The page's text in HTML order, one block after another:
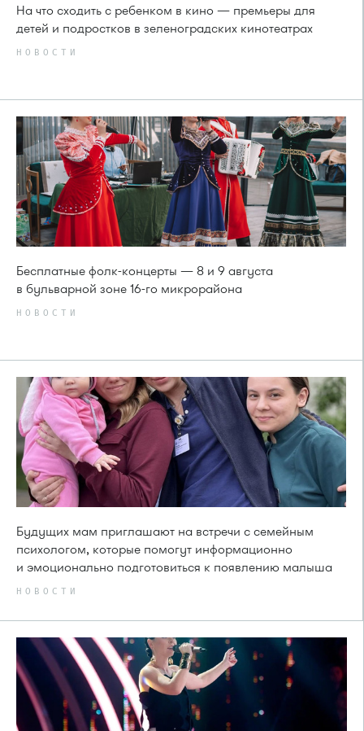
На что сходить с ребенком в кино — премьеры для
детей и подростков в зеленоградских кинотеатрах
НОВОСТИ
Бесплатные фолк-концерты — 8 и 9 августа
в бульварной зоне 16-го микрорайона
НОВОСТИ
Будущих мам приглашают на встречи с семейным
психологом, которые помогут информационно
и эмоционально подготовиться к появлению малыша
НОВОСТИ